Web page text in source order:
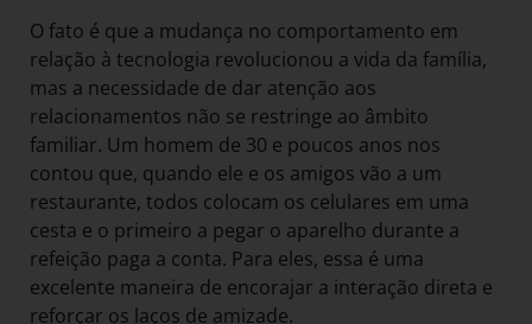
O fato é que a mudança no comportamento em
relação à tecnologia revolucionou a vida da família,
mas a necessidade de dar atenção aos
relacionamentos não se restringe ao âmbito
familiar. Um homem de 30 e poucos anos nos
contou que, quando ele e os amigos vão a um
restaurante, todos colocam os celulares em uma
cesta e o primeiro a pegar o aparelho durante a
refeição paga a conta. Para eles, essa é uma
excelente maneira de encorajar a interação direta e
reforçar os laços de amizade.